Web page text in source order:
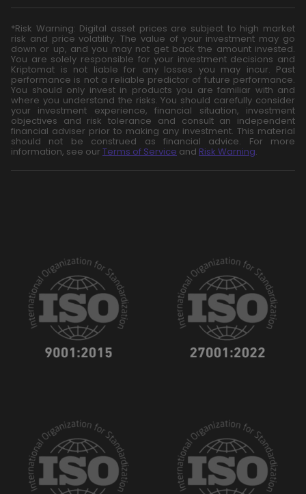
*Risk Warning: Digital asset prices are subject to high market
risk and price volatility. The value of your investment may go
down or up, and you may not get back the amount invested.
You are solely responsible for your investment decisions and
Kriptomat is not liable for any losses you may incur. Past
performance is not a reliable predictor of future performance.
You should only invest in products you are familiar with and
where you understand the risks. You should carefully consider
your investment experience, financial situation, investment
objectives and risk tolerance and consult an independent
financial adviser prior to making any investment. This material
should not be construed as financial advice. For more
information, see our Terms of Service and Risk Warning.